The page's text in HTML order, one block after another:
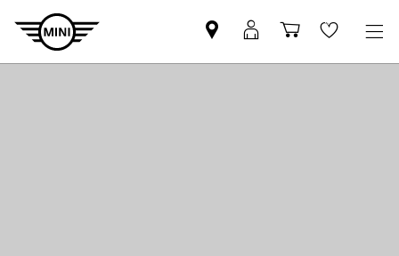
Znajdź
Partnera
Logowanie
MyMini
KoszykWishlist